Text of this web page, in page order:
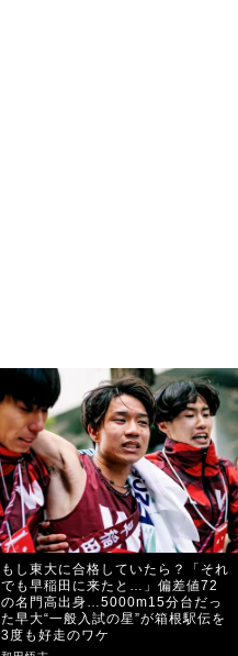
もし東大に合格していたら？「それ
でも早稲田に来たと…」偏差値72
の名門高出身…5000m15分台だっ
た早大“一般入試の星”が箱根駅伝を
3度も好走のワケ